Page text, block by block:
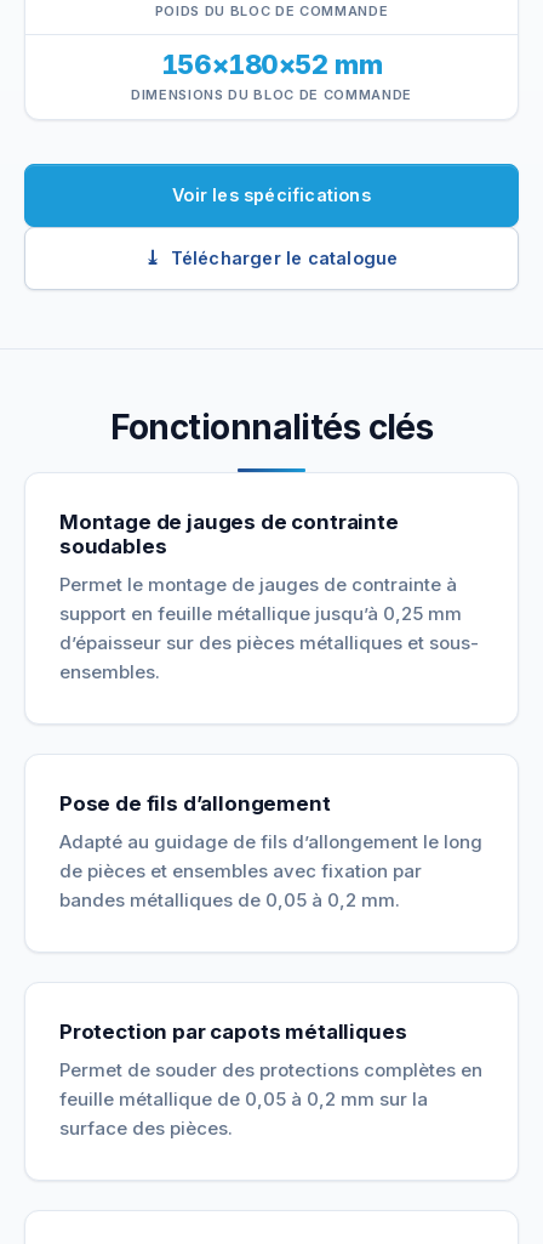
POIDS DU BLOC DE COMMANDE
156×180×52 mm
DIMENSIONS DU BLOC DE COMMANDE
Voir les spécifications
Télécharger le catalogue
Fonctionnalités clés
Montage de jauges de contrainte
soudables
Permet le montage de jauges de contrainte à
support en feuille métallique jusqu’à 0,25 mm
d’épaisseur sur des pièces métalliques et sous-
ensembles.
Pose de fils d’allongement
Adapté au guidage de fils d’allongement le long
de pièces et ensembles avec fixation par
bandes métalliques de 0,05 à 0,2 mm.
Protection par capots métalliques
Permet de souder des protections complètes en
feuille métallique de 0,05 à 0,2 mm sur la
surface des pièces.